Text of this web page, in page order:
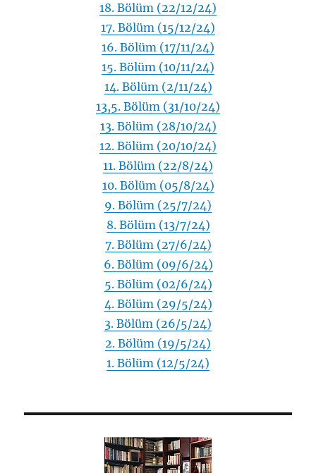
18. Bölüm (22/12/24)
17. Bölüm (15/12/24)
16. Bölüm (17/11/24)
15. Bölüm (10/11/24)
14. Bölüm (2/11/24)
13,5. Bölüm (31/10/24)
13. Bölüm (28/10/24)
12. Bölüm (20/10/24)
11. Bölüm (22/8/24)
10. Bölüm (05/8/24)
9. Bölüm (25/7/24)
8. Bölüm (13/7/24)
7. Bölüm (27/6/24)
6. Bölüm (09/6/24)
5. Bölüm (02/6/24)
4. Bölüm (29/5/24)
3. Bölüm (26/5/24)
2. Bölüm (19/5/24)
1. Bölüm (12/5/24)